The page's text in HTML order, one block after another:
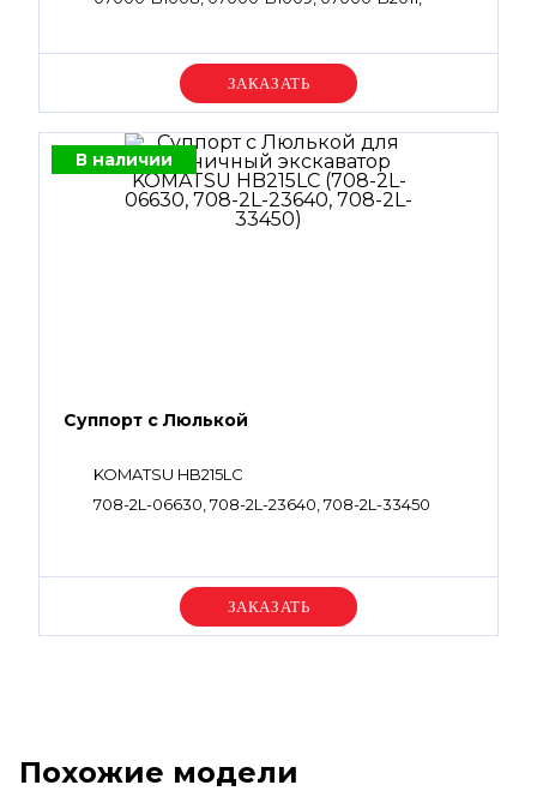
61023, 07002-61423, 07002-62434, 702-21-54910,
723-11-19960, 07001-01008, 07001-01009, 708-2L-
35210, 708-2L-35750, 708-25-52861
Уточняйте цену
В наличии
Суппорт с Люлькой
KOMATSU HB215LC
708-2L-06630, 708-2L-23640, 708-2L-33450
Уточняйте цену
Похожие модели